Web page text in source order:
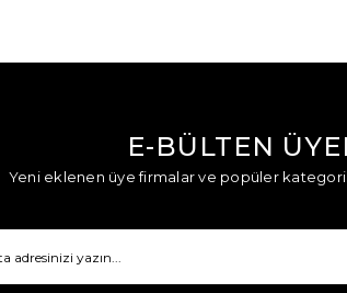
E-BÜLTEN
Yeni eklenen üye firmalar ve popüler